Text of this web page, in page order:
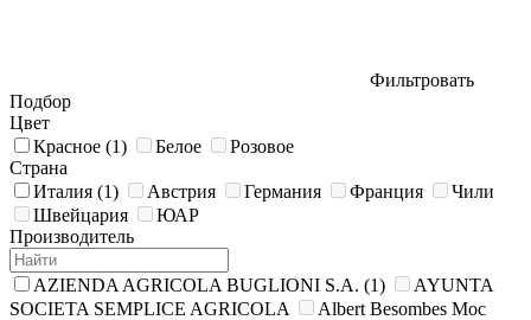
Фильтровать
Подбор
Цвет
Красное (1) Белое
Розовое
Страна
Италия (1) Австрия Германия Франция
Чили
Швейцария
ЮАР
Производитель
AZIENDA AGRIСOLA BUGLIONI S.A. (1)
AYUNTA
SOCIETA SEMPLICE AGRICOLA
Albert Besombes Moc